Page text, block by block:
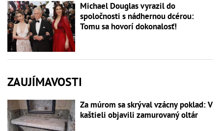
Michael Douglas vyrazil do
spoločnosti s nádhernou dcérou:
Tomu sa hovorí dokonalosť!
ZAUJÍMAVOSTI
Za múrom sa skrýval vzácny poklad: V
kaštieli objavili zamurovaný oltár